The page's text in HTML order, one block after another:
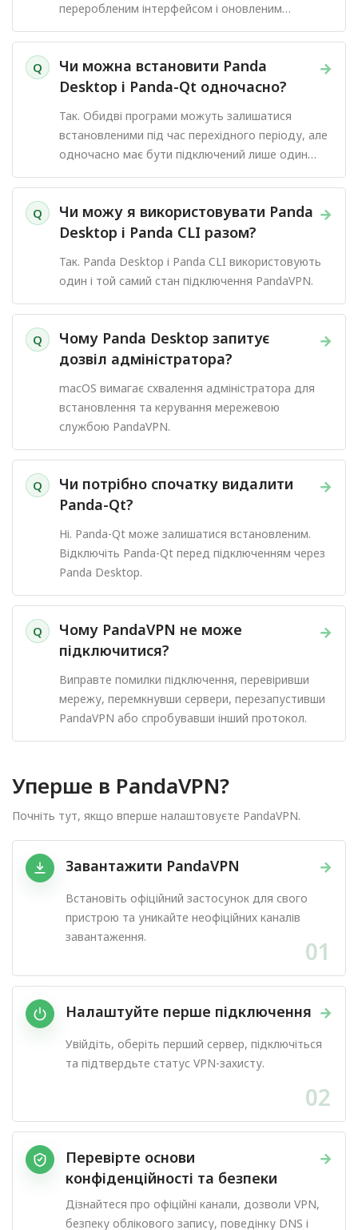
переробленим інтерфейсом і оновленим
процесом підключення.
Q →
Чи можна встановити Panda
Desktop і Panda-Qt одночасно?
Так. Обидві програми можуть залишатися
встановленими під час перехідного періоду, але
одночасно має бути підключений лише один
клієнт PandaVPN.
Q →
Чи можу я використовувати Panda
Desktop і Panda CLI разом?
Так. Panda Desktop і Panda CLI використовують
один і той самий стан підключення PandaVPN.
Q →
Чому Panda Desktop запитує
дозвіл адміністратора?
macOS вимагає схвалення адміністратора для
встановлення та керування мережевою
службою PandaVPN.
Q →
Чи потрібно спочатку видалити
Panda-Qt?
Ні. Panda-Qt може залишатися встановленим.
Відключіть Panda-Qt перед підключенням через
Panda Desktop.
Q →
Чому PandaVPN не може
підключитися?
Виправте помилки підключення, перевіривши
мережу, перемкнувши сервери, перезапустивши
PandaVPN або спробувавши інший протокол.
Уперше в PandaVPN?
Почніть тут, якщо вперше налаштовуєте PandaVPN.
→
Завантажити PandaVPN
Встановіть офіційний застосунок для свого
пристрою та уникайте неофіційних каналів
завантаження.
01
→
Налаштуйте перше підключення
Увійдіть, оберіть перший сервер, підключіться
та підтвердьте статус VPN-захисту.
02
→
Перевірте основи
конфіденційності та безпеки
Дізнайтеся про офіційні канали, дозволи VPN,
безпеку облікового запису, поведінку DNS і